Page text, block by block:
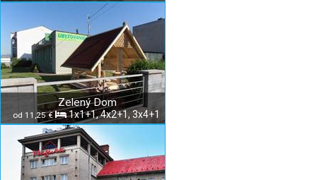
Zelený Dom
od 11,25 € 1x1+1, 4x2+1, 3x4+1